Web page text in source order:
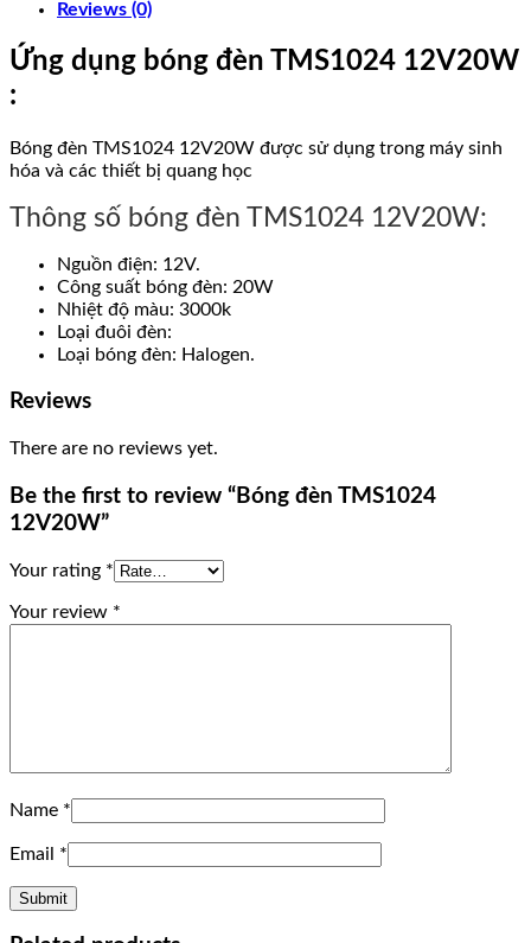
Reviews (0)
Ứng dụng bóng đèn TMS1024 12V20W
:
Bóng đèn TMS1024 12V20W được sử dụng trong máy sinh
hóa và các thiết bị quang học
Thông số bóng đèn TMS1024 12V20W:
Nguồn điện: 12V.
Công suất bóng đèn: 20W
Nhiệt độ màu: 3000k
Loại đuôi đèn:
Loại bóng đèn: Halogen.
Reviews
There are no reviews yet.
Be the first to review “Bóng đèn TMS1024
12V20W”
Your rating *
Your review *
Name *
Email *